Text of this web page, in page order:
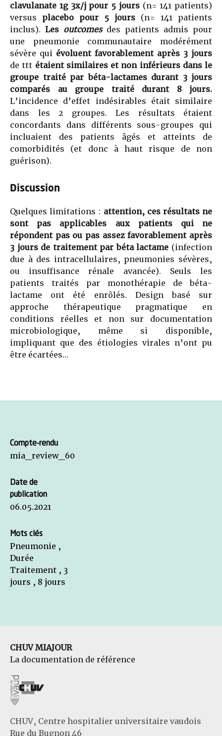
clavulanate 1g 3x/j pour 5 jours(n= 141 patients)
versus placebo pour 5 jours (n= 141 patients
inclus). Les outcomes des patients admis pour
une pneumonie communautaire modérément
sévère qui évoluent favorablement après 3 jours
de ttt étaient similaires et non inférieurs dans le
groupe traité par béta-lactames durant 3 jours
comparés au groupe traité durant 8 jours.
L’incidence d’effet indésirables était similaire
dans les 2 groupes. Les résultats étaient
concordants dans différents sous-groupes qui
incluaient des patients âgés et atteints de
comorbidités (et donc à haut risque de non
guérison).
Discussion
Quelques limitations : attention, ces résultats ne
sont pas applicables aux patients qui ne
répondent pas ou pas assez favorablement après
3 jours de traitement par béta lactame (infection
due à des intracellulaires, pneumonies sévères,
ou insuffisance rénale avancée). Seuls les
patients traités par monothérapie de béta-
lactame ont été enrôlés. Design basé sur
approche thérapeutique pragmatique en
conditions réelles et non sur documentation
microbiologique, même si disponible,
impliquant que des étiologies virales n’ont pu
être écartées…
Compte-rendu
mia_review_60
Date de
publication
06.05.2021
Mots clés
Pneumonie ,
Durée
Traitement , 3
jours , 8 jours
CHUV MIAJOUR
La documentation de référence
CHUV, Centre hospitalier universitaire vaudois
Rue du Bugnon 46